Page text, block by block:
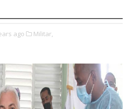
ago Militar,